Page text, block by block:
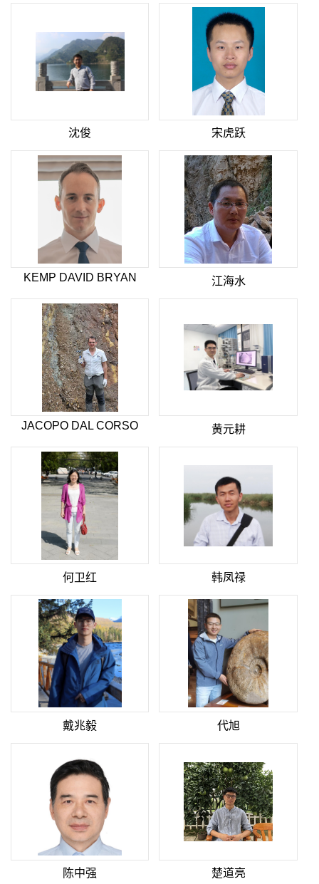
沈俊 宋虎跃
KEMP DAVID BRYAN 江海水
JACOPO DAL CORSO 黄元耕
何卫红 韩凤禄
戴兆毅 代旭
陈中强 楚道亮